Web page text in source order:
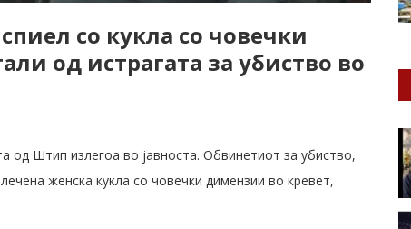
со кукла со човечки
од истрагата за убиство во
од Штип излегоа во јавноста. Обвинетиот за убиство,
женска кукла со човечки димензии во кревет,